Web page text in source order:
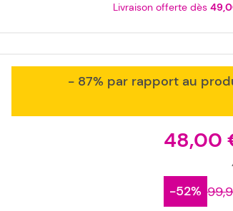
Livraison offerte dès
- 87% par rapport au
48,00
-52%